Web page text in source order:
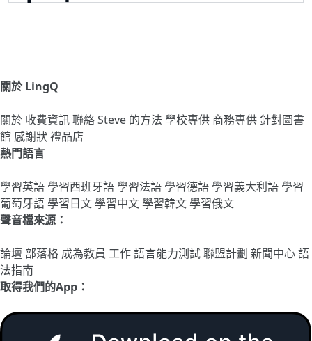
關於 LingQ
關於 收費資訊聯絡Steve 的方法 學校專供 商務專供 針對圖書
館 感謝狀禮品店
熱門語言
學習英語學習西班牙語學習法語學習德語學習義大利語學習
葡萄牙語學習日文學習中文學習韓文學習俄文
聲音檔來源：
論壇部落格 成為教員 工作語言能力測試聯盟計劃 新聞中心語
法指南
取得我們的App：